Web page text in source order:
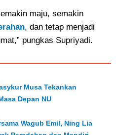
maju, semakin
, dan tetap menjadi
pungkas Supriyadi.
Musa Tekankan
Depan NU
Wagub Emil, Ning Lia